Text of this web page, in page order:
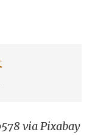
via Pixabay